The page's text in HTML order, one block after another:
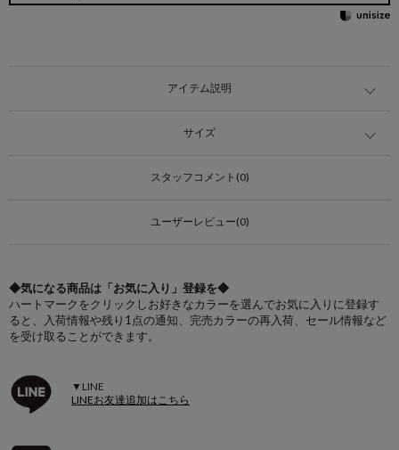
アイテム説明
サイズ
スタッフコメント(0)
ユーザーレビュー(0)
◆気になる商品は「お気に入り」登録を◆
ハートマークをクリックしお好きなカラーを選んでお気に入りに登録す
ると、入荷情報や残り1点の通知、完売カラーの再入荷、セール情報など
を受け取ることができます。
▼LINE
LINEお友達追加はこちら